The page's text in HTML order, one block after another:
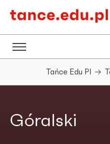
Tańce Edu Pl
Góralski